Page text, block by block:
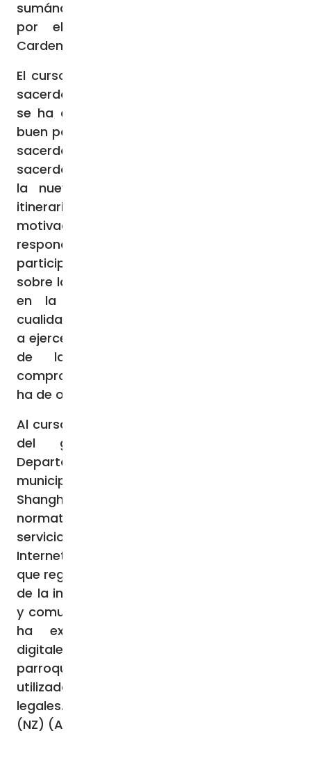
sumándose así a la invitación expresada
por el Patriarca latino de Jerusalén,
Cardenal Pierbattista Pizzaballa.
El curso de formación para vicepárrocos y
sacerdotes ordenados en los últimos años
se ha centrado en el tema «cómo ser un
buen párroco». El obispo Shen Bin y algunos
sacerdotes con años de experiencia de vida
sacerdotal y pastoral han compartido con
la nueva generación de sacerdotes su
itinerario sacerdotal, recordando la
motivación original que les llevó a
responder a la llamada del Señor. Los
participantes en el cursillo han reflexionado
sobre las tareas y deberes de un sacerdote
en la Iglesia, y sobre las virtudes y
cualidades que un sacerdote está llamado
a ejercer en su ministerio: un fuerte sentido
de la responsabilidad, el máximo
compromiso, una idea clara del servicio que
ha de ofrecer a la misión de la Iglesia.
Al curso también ha asistido un funcionario
del gobierno, el subdirector del
Departamento de propaganda de la Oficina
municipal de asuntos étnicos y religiosos de
Shanghai, que ha explicado cómo aplicar la
normativa «Medidas para la gestión de
servicios de información religiosa en
Internet», un documento gubernamental
que regula el uso de las nuevas tecnologías
de la información por parte de organismos
y comunidades de creyentes. El funcionario
ha expuesto cómo las plataformas
digitales católicas (las vinculadas a
parroquias, asociaciones, etc.) han de ser
utilizadas respetando las disposiciones
legales.
(NZ) (Agencia Fides 20/10/2023)